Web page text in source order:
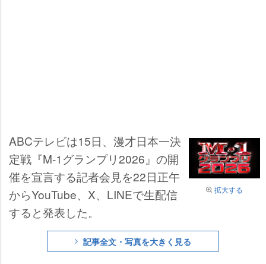
拡大する
ABCテレビは15日、漫才日本一決
定戦『M-1グランプリ2026』の開
催を宣言する記者会見を22日正午
からYouTube、X、LINEで生配信
すると発表した。
記事全文・写真を大きく見る